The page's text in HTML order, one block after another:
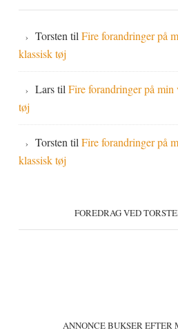
Torsten til Fire forandringer på
klassisk tøj
Larstil Fire forandringer på min
tøj
Torsten til Fire forandringer på
klassisk tøj
FOREDRAG VED
ANNONCE BUKSER EFTER